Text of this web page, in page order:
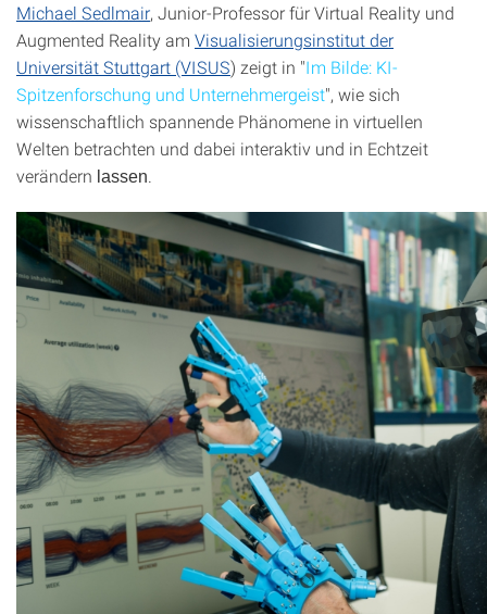
Michael Sedlmair, Junior-Professor für Virtual Reality und
Augmented Reality am Visualisierungsinstitut der
Universität Stuttgart (VISUS) zeigt in "Im Bilde: KI-
Spitzenforschung und Unternehmergeist", wie sich
wissenschaftlich spannende Phänomene in virtuellen
Welten betrachten und dabei interaktiv und in Echtzeit
verändern lassen.